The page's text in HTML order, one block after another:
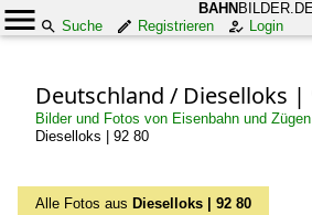
BAHN
Suche
Registrieren Login
Deutschland / Dieselloks |
Bilder und Fotos von Eisenbahn und Zügen
Dieselloks | 92 80
Alle Fotos aus Dieselloks | 92 80